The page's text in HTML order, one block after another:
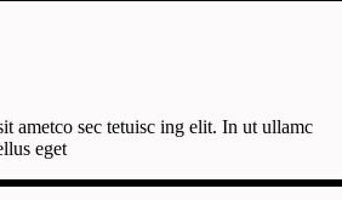
ametco sec tetuisc ing elit. In ut ullamc
eget